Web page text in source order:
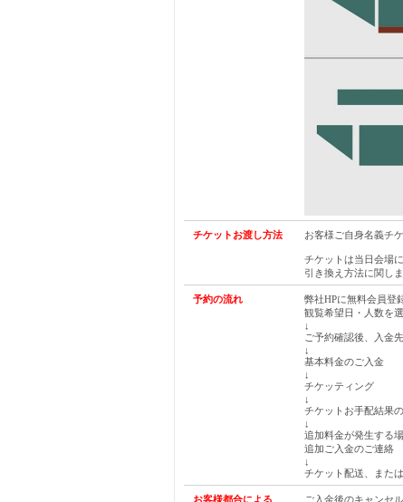
チケットお渡し方法 お客様ご自身名義チ
チケットは当日会場
引き換え方法に関し
予約の流れ
弊社HPに無料会員登
観覧希望日・人数を
↓
ご予約確認後、入金
↓
基本料金のご入金
↓
チケッティング
↓
チケットお手配結果
↓
追加料金が発生する場
追加ご入金のご連絡
↓
チケット配送、また
お客様都合による
ご入金後のキャンセ